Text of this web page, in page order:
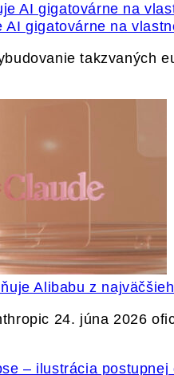
AI gigatovárne na
takzvaných
Alibabu z
24. júna 2026